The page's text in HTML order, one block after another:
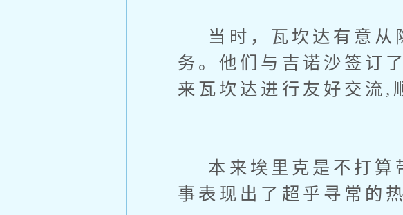
当时，瓦坎达有意从
务。他们与吉诺沙签订
来瓦坎达进行友好交流,
本来埃里克是不打算
事表现出了超乎寻常的热